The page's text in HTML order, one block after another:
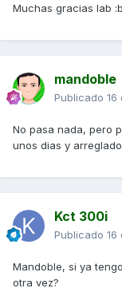
Muchas gracias lab
mandoble
Publicado 16
No pasa nada, pero
unos dias y arreglado
Kct 300i
Publicado 16
Mandoble, si ya
otra vez?